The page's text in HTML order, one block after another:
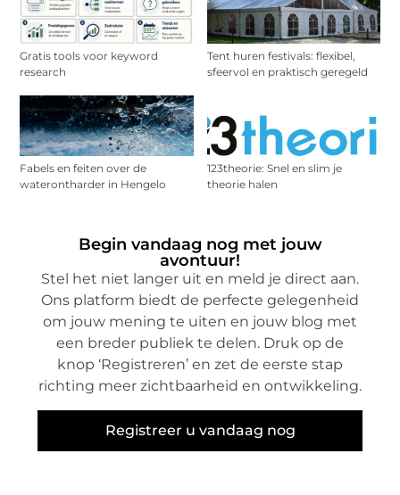
Gratis tools voor keyword
research
Tent huren festivals: flexibel,
sfeervol en praktisch geregeld
Fabels en feiten over de
waterontharder in Hengelo
123theorie: Snel en slim je
theorie halen
Begin vandaag nog met jouw
avontuur!
Stel het niet langer uit en meld je direct aan.
Ons platform biedt de perfecte gelegenheid
om jouw mening te uiten en jouw blog met
een breder publiek te delen. Druk op de
knop ‘Registreren’ en zet de eerste stap
richting meer zichtbaarheid en ontwikkeling.
Registreer u vandaag nog